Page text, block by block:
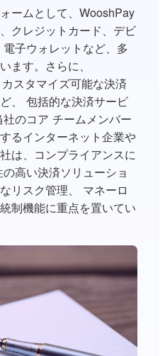
ームとして、WooshPay
クレジットカード、デビ
子ウォレットなど、多
ます。さらに、
スタマイズ可能な決済
、 包括的な決済サービ
のコア チームメンバー
るインターネット企業や
は、コンプライアンスに
高い決済ソリューショ
リスク管理、 マネーロ
制機能に重点を置いてい